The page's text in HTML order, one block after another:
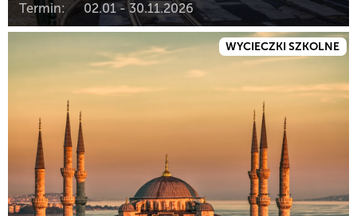
Termin:
02.01 - 30.11.2026
WYCIECZKI SZKOLNE